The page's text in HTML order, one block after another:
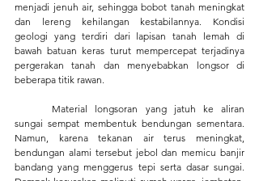
menjadi jenuh air, sehingga bobot tanah meningkat
dan lereng kehilangan kestabilannya. Kondisi
geologi yang terdiri dari lapisan tanah lemah di
bawah batuan keras turut mempercepat terjadinya
pergerakan tanah dan menyebabkan longsor di
beberapa titik rawan.
sungai sempat membentuk bendungan sementara.
Namun, karena tekanan air terus meningkat,
bendungan alami tersebut jebol dan memicu banjir
bandang yang menggerus tepi serta dasar sungai.